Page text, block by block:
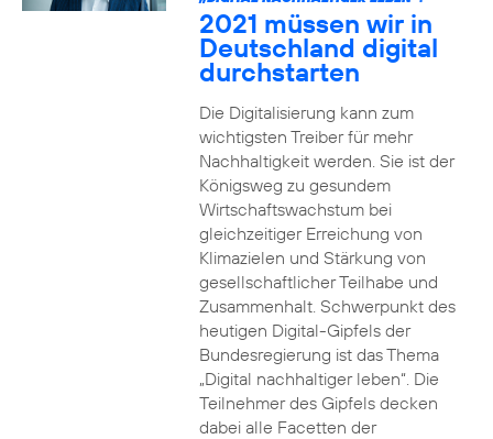
2021 müssen wir in
Deutschland digital
durchstarten
Die Digitalisierung kann zum
wichtigsten Treiber für mehr
Nachhaltigkeit werden. Sie ist der
Königsweg zu gesundem
Wirtschaftswachstum bei
gleichzeitiger Erreichung von
Klimazielen und Stärkung von
gesellschaftlicher Teilhabe und
Zusammenhalt. Schwerpunkt des
heutigen Digital-Gipfels der
Bundesregierung ist das Thema
„Digital nachhaltiger leben“. Die
Teilnehmer des Gipfels decken
dabei alle Facetten der